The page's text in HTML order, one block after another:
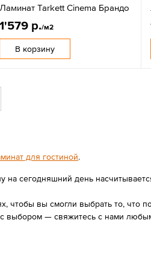
Ламинат Tarkett Cinema Брандо
1'579 р./м2
В корзину
для гостиной.
сегодняшний день
чтобы вы смогли выбрать то, что
выбором — свяжитесь с нами